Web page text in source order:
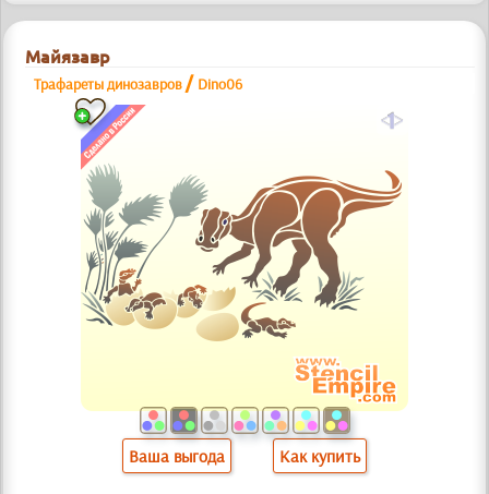
Майязавр
Трафареты динозавров / Dino06
a
Ваша выгода Как купить